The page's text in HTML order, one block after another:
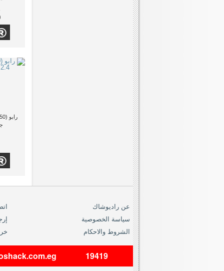
عن راديوشاك
سياسة الخصوصية
الشروط والاحكام
19419